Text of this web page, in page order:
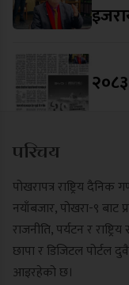
परिचय
पोखरापत्र राष्ट्रिय
नयाँबजार, पोखरा-९ बाट
राजनीति, पर्यटन र
छापा र डिजिटल पोर्टल
आइरहेको छ।